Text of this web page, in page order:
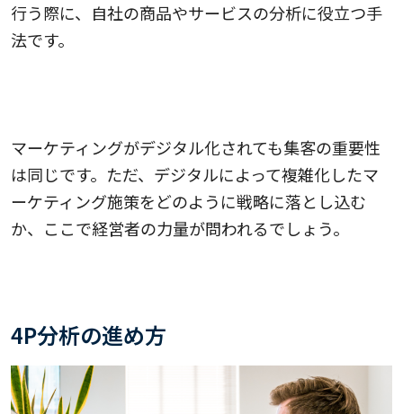
行う際に、自社の商品やサービスの分析に役立つ手
法です。
マーケティングがデジタル化されても集客の重要性
は同じです。ただ、デジタルによって複雑化したマ
ーケティング施策をどのように戦略に落とし込む
か、ここで経営者の力量が問われるでしょう。
4P分析の進め方